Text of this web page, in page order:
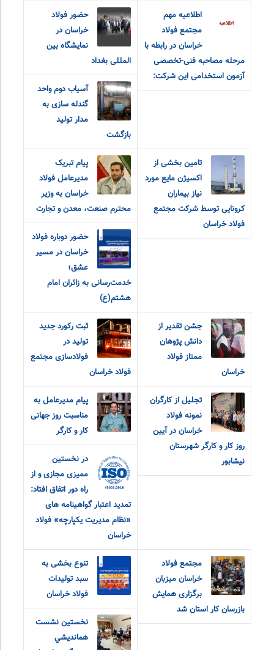
اطلاعیه مهم
مجتمع فولاد
خراسان در رابطه با
مرحله مصاحبه فنی-تخصصی
آزمون استخدامی این شرکت:
حضور فولاد
خراسان در
نمایشگاه بین
المللی بغداد
آسیاب دوم واحد
گندله سازی به
مدار تولید
بازگشت
تامین بخشی از
اکسیژن مایع مورد
نیاز بیماران
کرونایی توسط شرکت مجتمع
فولاد خراسان
پیام تبریک
مدیرعامل فولاد
خراسان به وزیر
محترم صنعت، معدن و تجارت
حضور دوباره فولاد
خراسان در مسیر
عشق؛
خدمت‌رسانی به زائران امام
هشتم(ع)
جشن تقدیر از
دانش پژوهان
ممتاز فولاد
خراسان
ثبت رکورد جدید
تولید در
فولادسازی مجتمع
فولاد خراسان
تجلیل از کارگران
نمونه فولاد
خراسان در آیین
روز کار و کارگر شهرستان
نیشابور
پیام مدیرعامل به
مناسبت روز جهانی
کار و کارگر
در نخستین
ممیزی مجازی و از
راه دور اتفاق افتاد:
تمدید اعتبار گواهینامه های
«نظام مدیریت یکپارچه» فولاد
خراسان
مجتمع فولاد
خراسان میزبان
برگزاری همایش
بازرسان کار استان شد
تنوع بخشی به
سبد تولیدات
فولاد خراسان
نخستين نشست
همانديشي